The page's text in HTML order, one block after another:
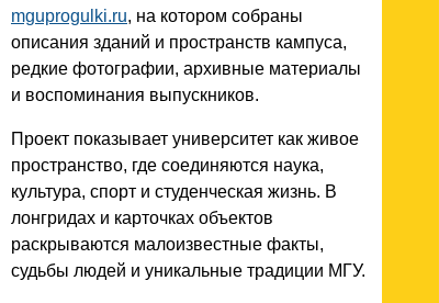
mguprogulki.ru, на котором собраны
описания зданий и пространств кампуса,
редкие фотографии, архивные материалы
и воспоминания выпускников.
Проект показывает университет как живое
пространство, где соединяются наука,
культура, спорт и студенческая жизнь. В
лонгридах и карточках объектов
раскрываются малоизвестные факты,
судьбы людей и уникальные традиции МГУ.